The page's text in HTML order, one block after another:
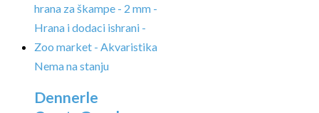
Nema na stanju
Dennerle